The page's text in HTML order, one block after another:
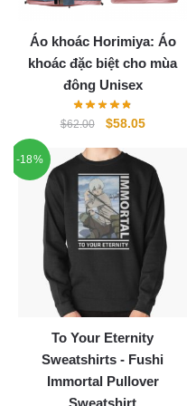
Áo khoác Horimiya: Áo
khoác đặc biệt cho mùa
đông Unisex
$62.00
Original
was:
$62.00.
$58.05Current
is:
$58.05.
-18%
To Your Eternity
Sweatshirts - Fushi
Immortal Pullover
Sweatshirt